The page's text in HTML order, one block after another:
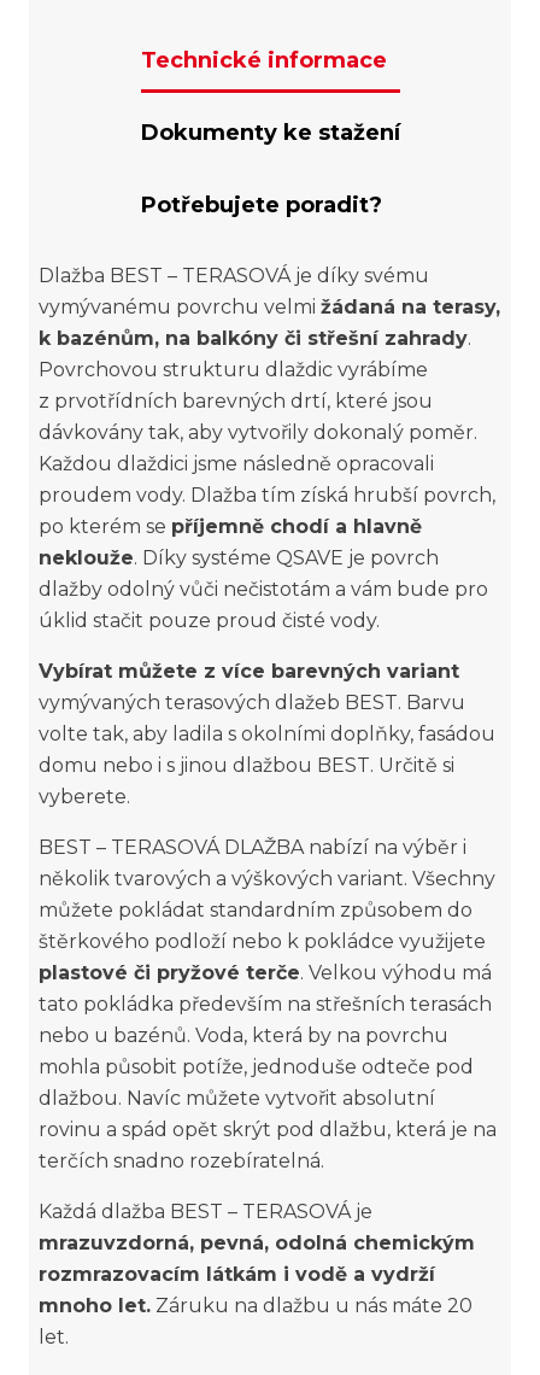
Technické informace
Dokumenty ke stažení
Potřebujete poradit?
Dlažba BEST – TERASOVÁ je díky svému
vymývanému povrchu velmi žádaná na terasy,
k bazénům, na balkóny či střešní zahrady.
Povrchovou strukturu dlaždic vyrábíme
z prvotřídních barevných drtí, které jsou
dávkovány tak, aby vytvořily dokonalý poměr.
Každou dlaždici jsme následně opracovali
proudem vody. Dlažba tím získá hrubší povrch,
po kterém se příjemně chodí a hlavně
neklouže. Díky systéme QSAVE je povrch
dlažby odolný vůči nečistotám a vám bude pro
úklid stačit pouze proud čisté vody.
Vybírat můžete z více barevných variant
vymývaných terasových dlažeb BEST. Barvu
volte tak, aby ladila s okolními doplňky, fasádou
domu nebo i s jinou dlažbou BEST. Určitě si
vyberete.
BEST – TERASOVÁ DLAŽBA nabízí na výběr i
několik tvarových a výškových variant. Všechny
můžete pokládat standardním způsobem do
štěrkového podloží nebo k pokládce využijete
plastové či pryžové terče. Velkou výhodu má
tato pokládka především na střešních terasách
nebo u bazénů. Voda, která by na povrchu
mohla působit potíže, jednoduše odteče pod
dlažbou. Navíc můžete vytvořit absolutní
rovinu a spád opět skrýt pod dlažbu, která je na
terčích snadno rozebíratelná.
Každá dlažba BEST – TERASOVÁ je
mrazuvzdorná, pevná, odolná chemickým
rozmrazovacím látkám i vodě a vydrží
mnoho let. Záruku na dlažbu u nás máte 20
let.